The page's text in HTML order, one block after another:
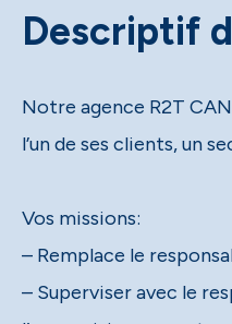
Descriptif
Notre agence R2T
l’un de ses clients, un
Vos missions:
– Remplace le
– Superviser avec le